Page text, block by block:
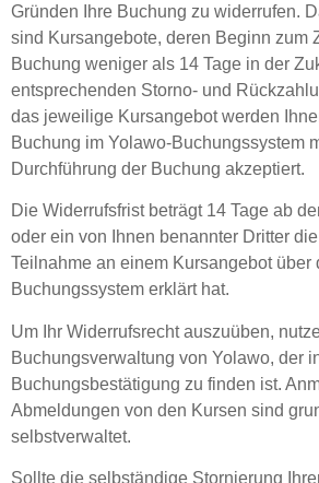
Gründen Ihre Buchung zu widerrufen.
sind Kursangebote, deren Beginn zum
Buchung weniger als 14 Tage in der
entsprechenden Storno- und
das jeweilige Kursangebot werden
Buchung im Yolawo-Buchungssystem
Durchführung der Buchung akzeptiert.
Die Widerrufsfrist beträgt 14 Tage ab
oder ein von Ihnen benannter Dritter
Teilnahme an einem Kursangebot über
Buchungssystem erklärt hat.
Um Ihr Widerrufsrecht auszuüben,
Buchungsverwaltung von Yolawo, der
Buchungsbestätigung zu finden ist.
Abmeldungen von den Kursen sind
selbstverwaltet.
Sollte die selbständige Stornierung